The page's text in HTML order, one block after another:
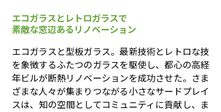
エコガラスとレトロガラスで
素敵な窓辺あるリノベーション
エコガラスと型板ガラス。最新技術とレトロな技
を象徴するふたつのガラスを駆使し、都心の高経
年ビルが断熱リノベーションを成功させた。さま
ざまな人々が集まりつながる小さなサードプレイ
スは、知の空間としてコミュニティに貢献し、ま